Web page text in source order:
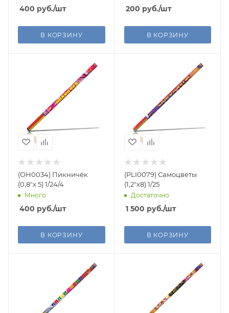
400 руб./шт
В КОРЗИНУ
200 руб./шт
В КОРЗИНУ
(ОН0034) Пикничёк
(0,8"х 5) 1/24/4
Много
400 руб./шт
В КОРЗИНУ
(PLI0079) Самоцветы
(1,2"х8) 1/25
Достаточно
1 500 руб./шт
В КОРЗИНУ